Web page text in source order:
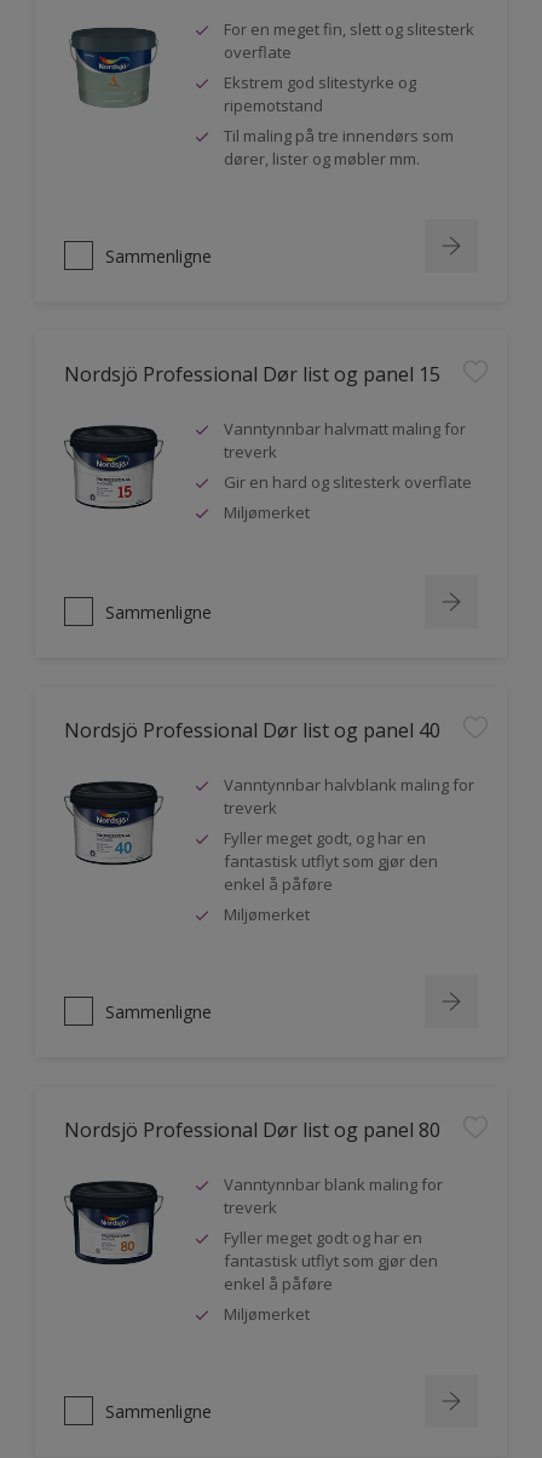
For en meget fin, slett og slitesterk
overflate
Ekstrem god slitestyrke og
ripemotstand
Til maling på tre innendørs som
dører, lister og møbler mm.
Sammenligne
Nordsjö Professional Dør list og panel 15
Vanntynnbar halvmatt maling for
treverk
Gir en hard og slitesterk overflate
Miljømerket
Sammenligne
Nordsjö Professional Dør list og panel 40
Vanntynnbar halvblank maling for
treverk
Fyller meget godt, og har en
fantastisk utflyt som gjør den
enkel å påføre
Miljømerket
Sammenligne
Nordsjö Professional Dør list og panel 80
Vanntynnbar blank maling for
treverk
Fyller meget godt og har en
fantastisk utflyt som gjør den
enkel å påføre
Miljømerket
Sammenligne